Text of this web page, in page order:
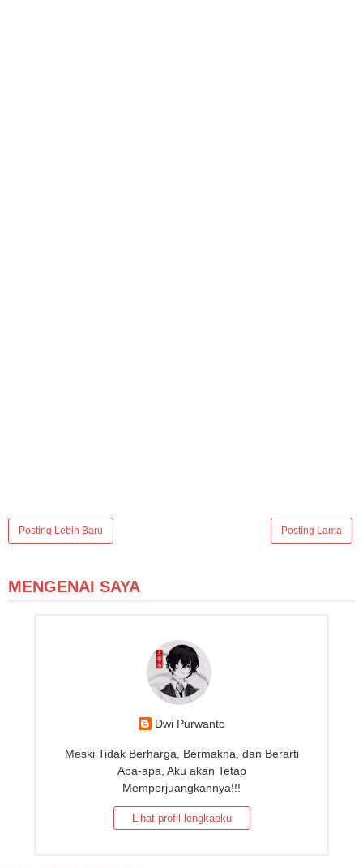
Posting Lebih Baru Posting Lama
MENGENAI SAYA
Dwi Purwanto
Meski Tidak Berharga, Bermakna, dan Berarti
Apa-apa, Aku akan Tetap
Memperjuangkannya!!!
Lihat profil lengkapku